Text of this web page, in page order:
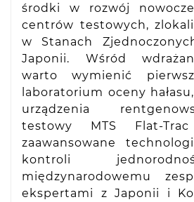
środki w rozwój
centrów testowych,
w Stanach
Japonii. Wśród
warto wymienić
laboratorium oceny
urządzenia
testowy MTS Flat-
zaawansowane
kontroli
międzynarodowemu
ekspertami z Japonii i